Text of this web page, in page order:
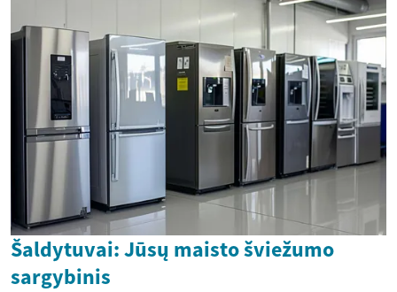
Šaldytuvai: Jūsų maisto šviežumo
sargybinis